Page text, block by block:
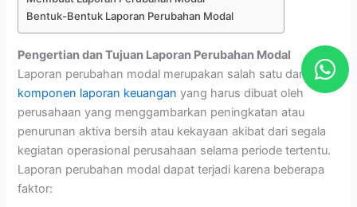
Bentuk-Bentuk Laporan Perubahan Modal
Pengertian dan Tujuan Laporan Perubahan Modal
Laporan perubahan modal merupakan salah satu dari
komponen laporan keuangan yang harus dibuat oleh
perusahaan yang menggambarkan peningkatan atau
penurunan aktiva bersih atau kekayaan akibat dari segala
kegiatan operasional perusahaan selama periode tertentu.
Laporan perubahan modal dapat terjadi karena beberapa
faktor:
W
h
t
s